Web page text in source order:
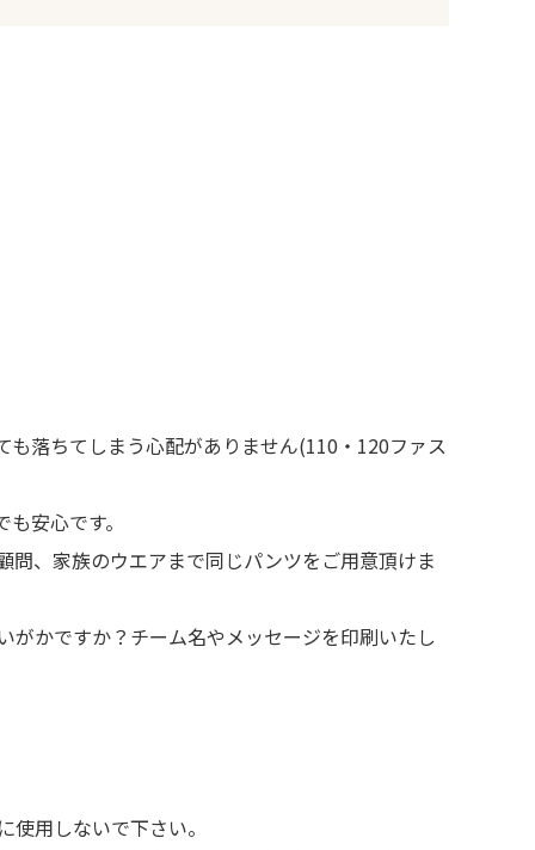
落ちてしまう心配がありません(110・120ファス
安心です。
、家族のウエアまで同じパンツをご用意頂けま
かですか？チーム名やメッセージを印刷いたし
用しないで下さい。